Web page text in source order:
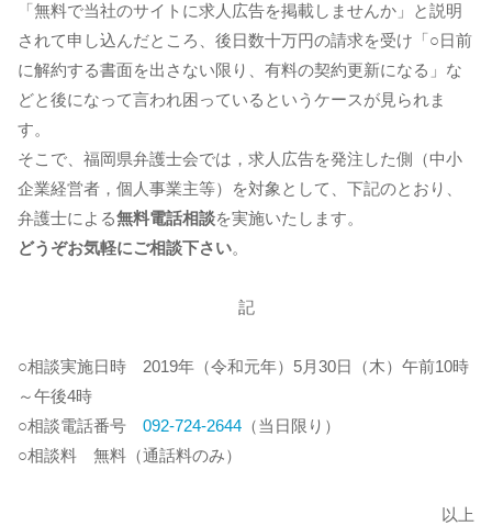
「無料で当社のサイトに求人広告を掲載しませんか」と説明
されて申し込んだところ、後日数十万円の請求を受け「○日前
に解約する書面を出さない限り、有料の契約更新になる」な
どと後になって言われ困っているというケースが見られま
す。
そこで、福岡県弁護士会では，求人広告を発注した側（中小
企業経営者，個人事業主等）を対象として、下記のとおり、
弁護士による無料電話相談を実施いたします。
どうぞお気軽にご相談下さい。
記
○相談実施日時 2019年（令和元年）5月30日（木）午前10時
～午後4時
○相談電話番号 092-724-2644 （当日限り）
○相談料 無料（通話料のみ）
以上